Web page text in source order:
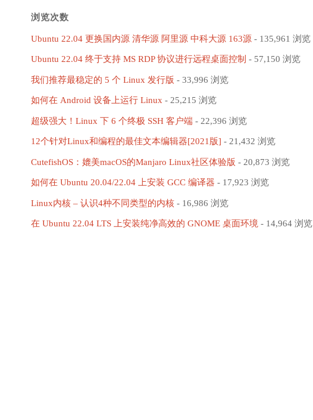
浏览次数
Ubuntu 22.04 更换国内源 清华源 阿里源 中科大源 163源 - 135,961 浏览
Ubuntu 22.04 终于支持 MS RDP 协议进行远程桌面控制 - 57,150 浏览
我们推荐最稳定的 5 个 Linux 发行版 - 33,996 浏览
如何在 Android 设备上运行 Linux - 25,215 浏览
超级强大！Linux 下 6 个终极 SSH 客户端 - 22,396 浏览
12个针对Linux和编程的最佳文本编辑器[2021版] - 21,432 浏览
CutefishOS：媲美macOS的Manjaro Linux社区体验版 - 20,873 浏览
如何在 Ubuntu 20.04/22.04 上安装 GCC 编译器 - 17,923 浏览
Linux内核 – 认识4种不同类型的内核 - 16,986 浏览
在 Ubuntu 22.04 LTS 上安装纯净高效的 GNOME 桌面环境 - 14,964 浏览